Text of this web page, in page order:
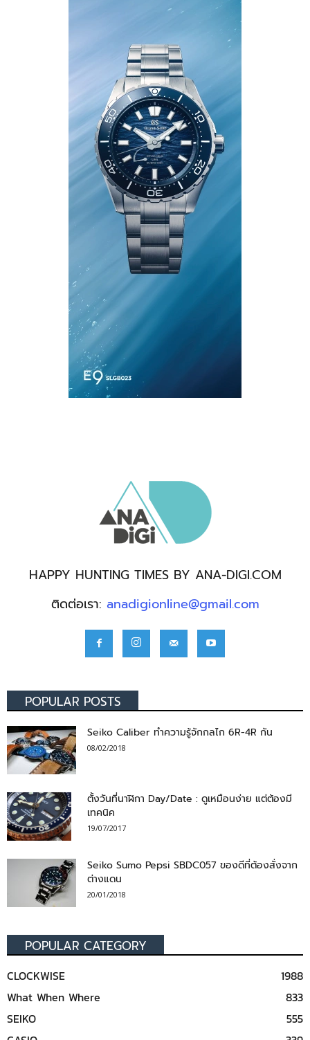
HAPPY HUNTING TIMES BY ANA-DIGI.COM
ติดต่อเรา: anadigionline@gmail.com
POPULAR POSTS
Seiko Caliber ทำความรู้จักกลไก 6R-4R กัน
08/02/2018
ตั้งวันที่นาฬิกา Day/Date : ดูเหมือนง่าย แต่ต้องมี
เทคนิค
19/07/2017
Seiko Sumo Pepsi SBDC057 ของดีที่ต้องสั่งจาก
ต่างแดน
20/01/2018
POPULAR CATEGORY
CLOCKWISE
1988
What When Where
833
SEIKO
555